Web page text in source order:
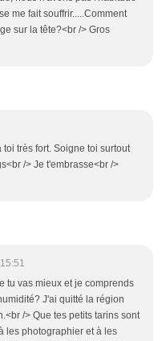
me fait souffrir.....Comment
sur la tête?<br /> Gros
très fort. Soigne toi surtout
/> Je t'embrasse<br />
tu vas mieux et je comprends
J'ai quitté la région
/> Que tes petits tarins sont
les photographier et à les